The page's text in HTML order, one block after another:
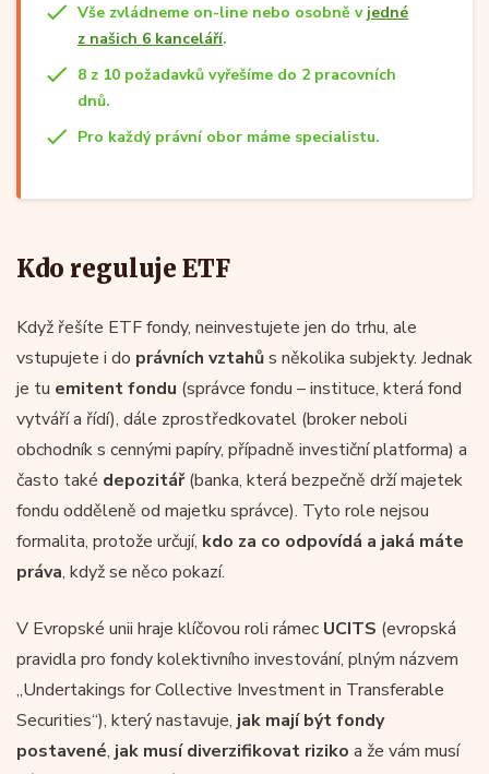
Vše zvládneme on-line nebo osobně v jedné
z našich 6 kanceláří.
8 z 10 požadavků vyřešíme do 2 pracovních
dnů.
Pro každý právní obor máme specialistu.
Kdo reguluje ETF
Když řešíte ETF fondy, neinvestujete jen do trhu, ale
vstupujete i do právních vztahůs několika subjekty. Jednak
je tu emitent fondu (správce fondu – instituce, která fond
vytváří a řídí), dále zprostředkovatel (broker neboli
obchodník s cennými papíry, případně investiční platforma) a
často také depozitář (banka, která bezpečně drží majetek
fondu odděleně od majetku správce). Tyto role nejsou
formalita, protože určují, kdo za co odpovídá a jaká máte
práva, když se něco pokazí.
V Evropské unii hraje klíčovou roli rámec UCITS (evropská
pravidla pro fondy kolektivního investování, plným názvem
„Undertakings for Collective Investment in Transferable
Securities“), který nastavuje, jak mají být fondy
postavené, jak musí diverzifikovat riziko a že vám musí